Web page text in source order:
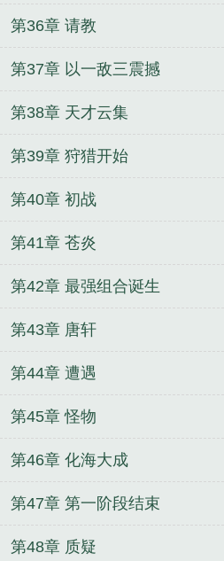
第36章 请教
第37章 以一敌三震撼
第38章 天才云集
第39章 狩猎开始
第40章 初战
第41章 苍炎
第42章 最强组合诞生
第43章 唐轩
第44章 遭遇
第45章 怪物
第46章 化海大成
第47章 第一阶段结束
第48章 质疑